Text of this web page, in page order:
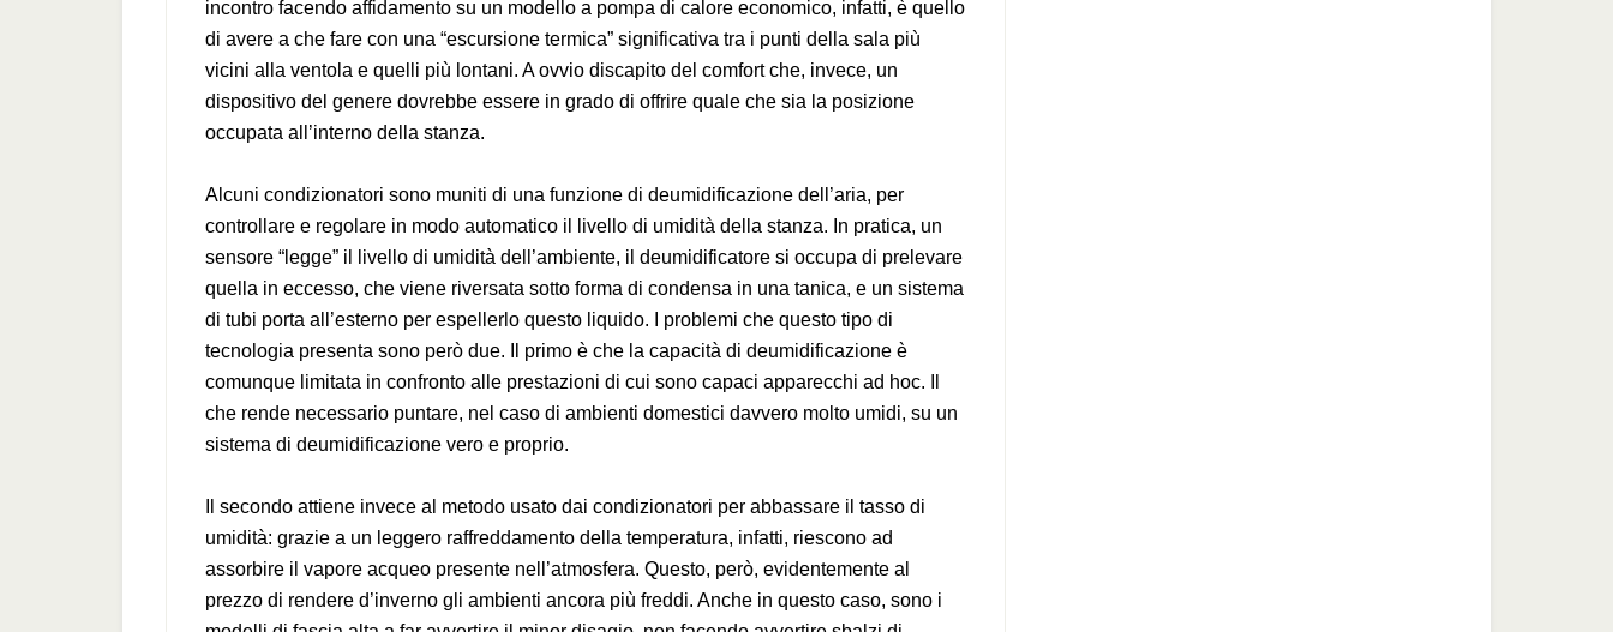
incontro facendo affidamento su un modello a pompa di calore economico, infatti, è quello
di avere a che fare con una “escursione termica” significativa tra i punti della sala più
vicini alla ventola e quelli più lontani. A ovvio discapito del comfort che, invece, un
dispositivo del genere dovrebbe essere in grado di offrire quale che sia la posizione
occupata all’interno della stanza.
Alcuni condizionatori sono muniti di una funzione di deumidificazione dell’aria, per
controllare e regolare in modo automatico il livello di umidità della stanza. In pratica, un
sensore “legge” il livello di umidità dell’ambiente, il deumidificatore si occupa di prelevare
quella in eccesso, che viene riversata sotto forma di condensa in una tanica, e un sistema
di tubi porta all’esterno per espellerlo questo liquido. I problemi che questo tipo di
tecnologia presenta sono però due. Il primo è che la capacità di deumidificazione è
comunque limitata in confronto alle prestazioni di cui sono capaci apparecchi ad hoc. Il
che rende necessario puntare, nel caso di ambienti domestici davvero molto umidi, su un
sistema di deumidificazione vero e proprio.
Il secondo attiene invece al metodo usato dai condizionatori per abbassare il tasso di
umidità: grazie a un leggero raffreddamento della temperatura, infatti, riescono ad
assorbire il vapore acqueo presente nell’atmosfera. Questo, però, evidentemente al
prezzo di rendere d’inverno gli ambienti ancora più freddi. Anche in questo caso, sono i